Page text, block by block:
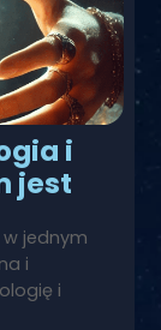
i
jest
jednym
i
i